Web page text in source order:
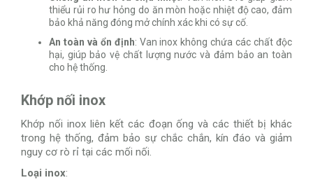
thiểu rủi ro hư hỏng do ăn mòn hoặc nhiệt độ cao, đảm
bảo khả năng đóng mở chính xác khi có sự cố.
An toàn và ổn định: Van inox không chứa các chất độc
hại, giúp bảo vệ chất lượng nước và đảm bảo an toàn
cho hệ thống.
Khớp nối inox
Khớp nối inox liên kết các đoạn ống và các thiết bị khác
trong hệ thống, đảm bảo sự chắc chắn, kín đáo và giảm
nguy cơ rò rỉ tại các mối nối.
Loại inox: